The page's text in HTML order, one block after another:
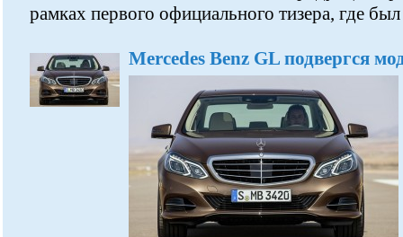
рамках первого официального тизера, где
Mercedes Benz GL подвергся